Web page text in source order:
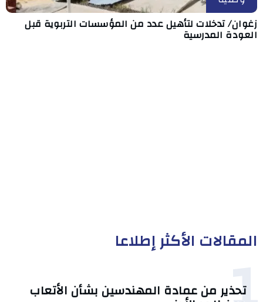
زغوان/ تدخلات لتأهيل عدد من المؤسسات التربوية قبل
العودة المدرسية
المقالات الأكثر إطلاعا
تحذير من عمادة المهندسين بشأن الأتعاب